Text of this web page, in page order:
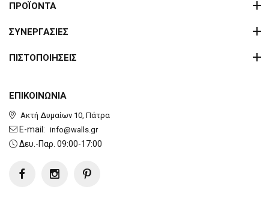
ΕΠΙΚΟΙΝΩΝΙΑ
Ακτή Δυμαίων 10, Πάτρα
E-mail: info@walls.gr
Δευ.-Παρ. 09:00-17:00
ΠΡΟΪΟΝΤΑ
ΣΥΝΕΡΓΑΣΙΕΣ
ΠΙΣΤΟΠΟΙΗΣΕΙΣ